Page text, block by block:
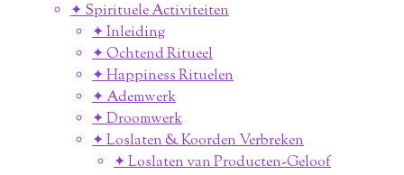
✦ Spirituele Activiteiten
✦ Inleiding
✦ Ochtend Ritueel
✦ Happiness Rituelen
✦ Ademwerk
✦ Droomwerk
✦ Loslaten & Koorden Verbreken
✦ Loslaten van Producten-Geloof